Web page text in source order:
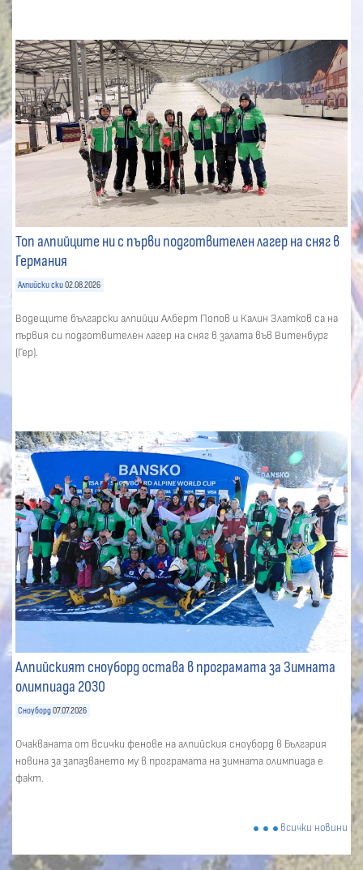
Топ алпийците ни с първи подготвителен лагер на сняг в
Германия
Алпийски ски 02.08.2026
Водещите български алпийци Алберт Попов и Калин Златков са на
първия си подготвителен лагер на сняг в залата във Витенбург
(Гер).
Алпийският сноуборд остава в програмата за Зимната
олимпиада 2030
Сноуборд 07.07.2026
Очакваната от всички фенове на алпийския сноуборд в България
новина за запазването му в програмата на зимната олимпиада е
факт.
всички новини